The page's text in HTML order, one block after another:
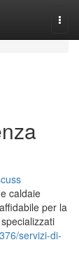
caldaie
per la
servizi-di-